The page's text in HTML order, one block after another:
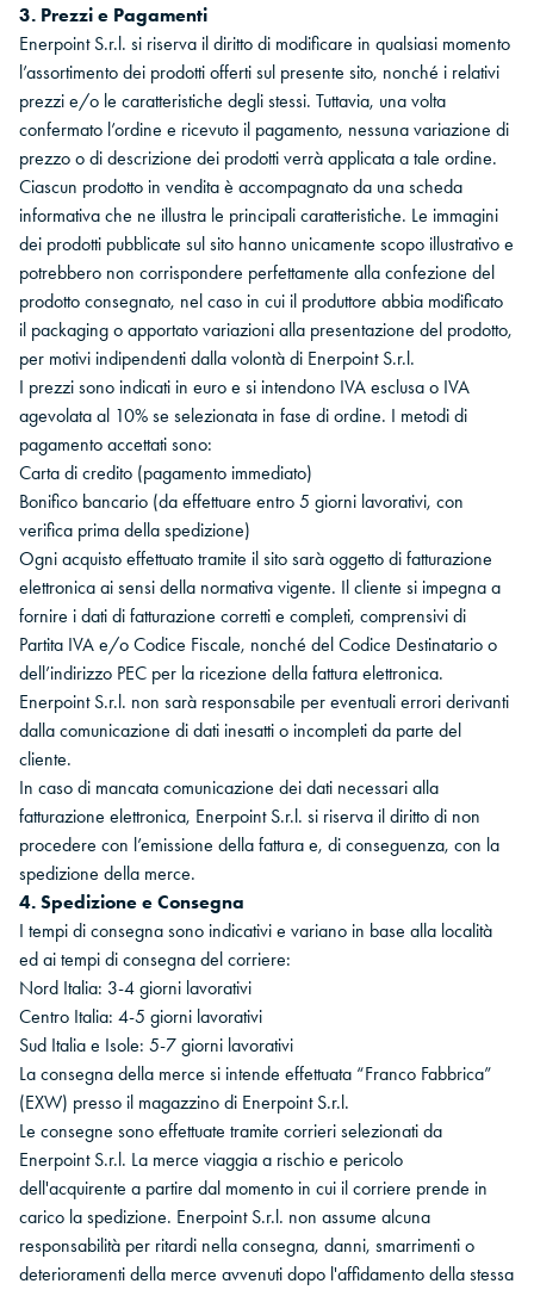
3. Prezzi e Pagamenti
Enerpoint S.r.l. si riserva il diritto di modificare in qualsiasi momento
l’assortimento dei prodotti offerti sul presente sito, nonché i relativi
prezzi e/o le caratteristiche degli stessi. Tuttavia, una volta
confermato l’ordine e ricevuto il pagamento, nessuna variazione di
prezzo o di descrizione dei prodotti verrà applicata a tale ordine.
Ciascun prodotto in vendita è accompagnato da una scheda
informativa che ne illustra le principali caratteristiche. Le immagini
dei prodotti pubblicate sul sito hanno unicamente scopo illustrativo e
potrebbero non corrispondere perfettamente alla confezione del
prodotto consegnato, nel caso in cui il produttore abbia modificato
il packaging o apportato variazioni alla presentazione del prodotto,
per motivi indipendenti dalla volontà di Enerpoint S.r.l.
I prezzi sono indicati in euro e si intendono IVA esclusa o IVA
agevolata al 10% se selezionata in fase di ordine. I metodi di
pagamento accettati sono:
Carta di credito (pagamento immediato)
Bonifico bancario (da effettuare entro 5 giorni lavorativi, con
verifica prima della spedizione)
Ogni acquisto effettuato tramite il sito sarà oggetto di fatturazione
elettronica ai sensi della normativa vigente. Il cliente si impegna a
fornire i dati di fatturazione corretti e completi, comprensivi di
Partita IVA e/o Codice Fiscale, nonché del Codice Destinatario o
dell’indirizzo PEC per la ricezione della fattura elettronica.
Enerpoint S.r.l. non sarà responsabile per eventuali errori derivanti
dalla comunicazione di dati inesatti o incompleti da parte del
cliente.
In caso di mancata comunicazione dei dati necessari alla
fatturazione elettronica, Enerpoint S.r.l. si riserva il diritto di non
procedere con l’emissione della fattura e, di conseguenza, con la
spedizione della merce.
4. Spedizione e Consegna
I tempi di consegna sono indicativi e variano in base alla località
ed ai tempi di consegna del corriere:
Nord Italia: 3-4 giorni lavorativi
Centro Italia: 4-5 giorni lavorativi
Sud Italia e Isole: 5-7 giorni lavorativi
La consegna della merce si intende effettuata “Franco Fabbrica”
(EXW) presso il magazzino di Enerpoint S.r.l.
Le consegne sono effettuate tramite corrieri selezionati da
Enerpoint S.r.l. La merce viaggia a rischio e pericolo
dell'acquirente a partire dal momento in cui il corriere prende in
carico la spedizione. Enerpoint S.r.l. non assume alcuna
responsabilità per ritardi nella consegna, danni, smarrimenti o
deterioramenti della merce avvenuti dopo l'affidamento della stessa